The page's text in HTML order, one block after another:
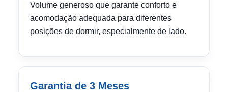
Volume generoso que garante conforto e
acomodação adequada para diferentes
posições de dormir, especialmente de lado.
Garantia de 3 Meses